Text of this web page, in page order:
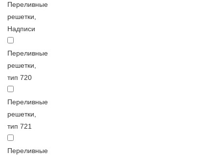
Переливные
решетки,
Надписи
Переливные
решетки,
тип 720
Переливные
решетки,
тип 721
Переливные